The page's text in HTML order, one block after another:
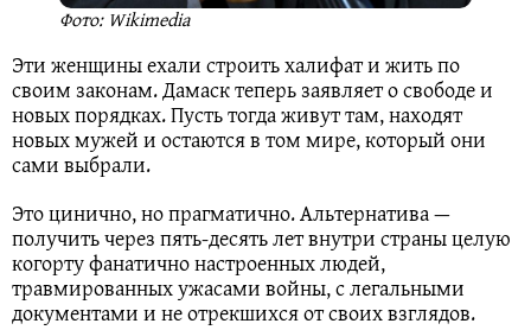
Фото: Wikimedia
Эти женщины ехали строить халифат и жить по
своим законам. Дамаск теперь заявляет о свободе и
новых порядках. Пусть тогда живут там, находят
новых мужей и остаются в том мире, который они
сами выбрали.
Это цинично, но прагматично. Альтернатива —
получить через пять-десять лет внутри страны целую
когорту фанатично настроенных людей,
травмированных ужасами войны, с легальными
документами и не отрекшихся от своих взглядов.